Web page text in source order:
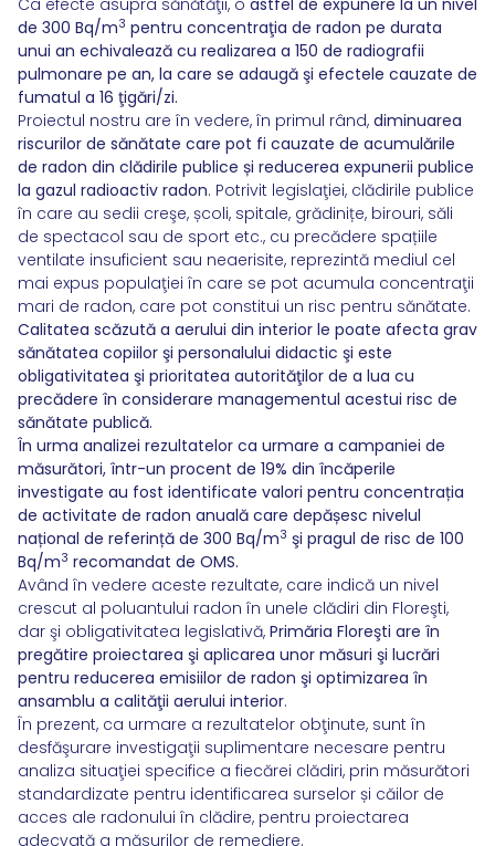
Ca efecte asupra sănătăţii, o astfel de expunere la un nivel
de 300 Bq/m3 pentru concentraţia de radon pe durata
unui an echivalează cu realizarea a 150 de radiografii
pulmonare pe an, la care se adaugă şi efectele cauzate de
fumatul a 16 ţigări/zi.
Proiectul nostru are în vedere, în primul rând, diminuarea
riscurilor de sănătate care pot fi cauzate de acumulările
de radon din clădirile publice și reducerea expunerii publice
la gazul radioactiv radon. Potrivit legislaţiei, clădirile publice
în care au sedii creşe, școli, spitale, grădinițe, birouri, săli
de spectacol sau de sport etc., cu precădere spațiile
ventilate insuficient sau neaerisite, reprezintă mediul cel
mai expus populaţiei în care se pot acumula concentraţii
mari de radon, care pot constitui un risc pentru sănătate.
Calitatea scăzută a aerului din interior le poate afecta grav
sănătatea copiilor şi personalului didactic şi este
obligativitatea şi prioritatea autorităţilor de a lua cu
precădere în considerare managementul acestui risc de
sănătate publică.
În urma analizei rezultatelor ca urmare a campaniei de
măsurători, într-un procent de 19% din încăperile
investigate au fost identificate valori pentru concentrația
de activitate de radon anuală care depășesc nivelul
național de referință de 300 Bq/m3 şi pragul de risc de 100
Bq/m3 recomandat de OMS.
Având în vedere aceste rezultate, care indică un nivel
crescut al poluantului radon în unele clădiri din Floreşti,
dar şi obligativitatea legislativă, Primăria Floreşti are în
pregătire proiectarea şi aplicarea unor măsuri şi lucrări
pentru reducerea emisiilor de radon şi optimizarea în
ansamblu a calităţii aerului interior.
În prezent, ca urmare a rezultatelor obţinute, sunt în
desfăşurare investigaţii suplimentare necesare pentru
analiza situaţiei specifice a fiecărei clădiri, prin măsurători
standardizate pentru identificarea surselor și căilor de
acces ale radonului în clădire, pentru proiectarea
adecvată a măsurilor de remediere.